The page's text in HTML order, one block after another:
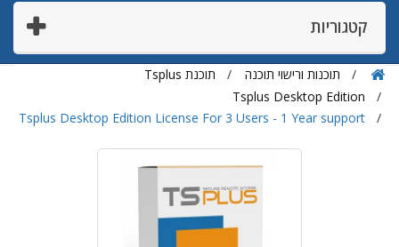
קטגוריות
תוכנות ורישוי תוכנה
תוכנת Tsplus
Tsplus Desktop Edition
Tsplus Desktop Edition License For 3 Users - 1 Year support